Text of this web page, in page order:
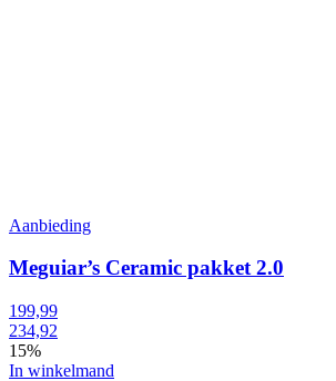
Aanbieding
Meguiar’s Ceramic pakket 2.0
199,99
234,92
15%
In winkelmand